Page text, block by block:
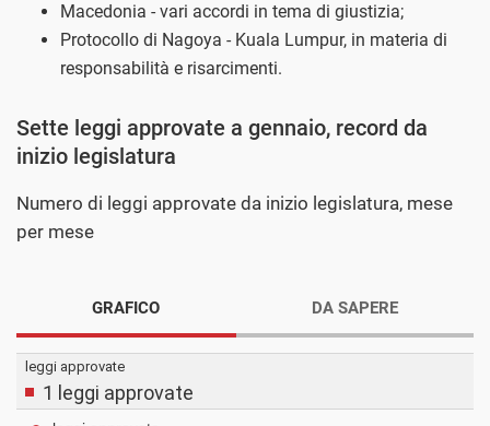
Macedonia - vari accordi in tema di giustizia;
Protocollo di Nagoya - Kuala Lumpur, in materia di
responsabilità e risarcimenti.
Sette leggi approvate a gennaio, record da
inizio legislatura
Numero di leggi approvate da inizio legislatura, mese
per mese
GRAFICO DA SAPERE